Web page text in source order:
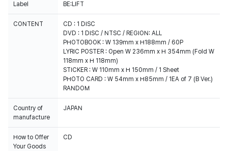
Label BE:LIFT
CONTENT
CD : 1 DISC
DVD : 1 DISC / NTSC / REGION: ALL
PHOTOBOOK : W 139mm x H188mm / 60P
LYRIC POSTER : Open W 236mm x H 354mm (Fold W
118mm x H 118mm)
STICKER : W 110mm x H 150mm / 1 Sheet
PHOTO CARD : W 54mm x H85mm / 1EA of 7 (B Ver.)
RANDOM
Country of
manufacture
JAPAN
How to Offer
Your Goods
CD